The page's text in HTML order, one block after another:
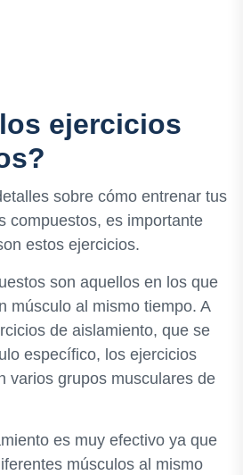
ejercicios
sobre cómo entrenar tus
compuestos, es importante
estos ejercicios.
son aquellos en los que
músculo al mismo tiempo. A
de aislamiento, que se
específico, los ejercicios
varios grupos musculares de
es muy efectivo ya que
músculos al mismo